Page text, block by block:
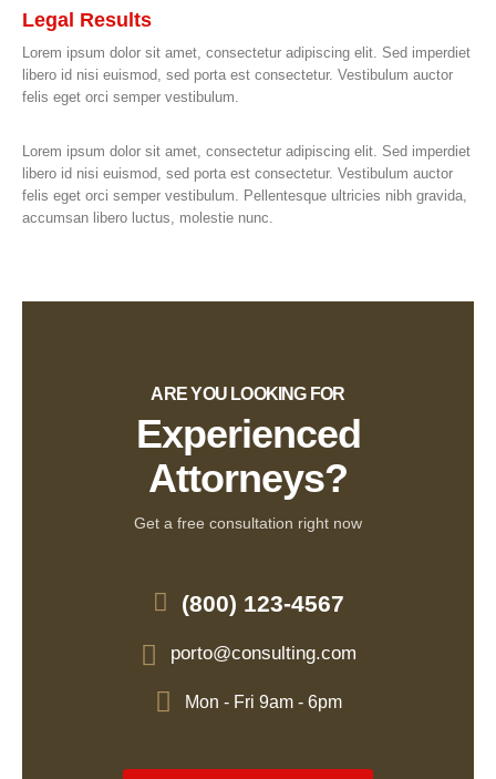
Legal Results
Lorem ipsum dolor sit amet, consectetur adipiscing elit. Sed imperdiet
libero id nisi euismod, sed porta est consectetur. Vestibulum auctor
felis eget orci semper vestibulum.
Lorem ipsum dolor sit amet, consectetur adipiscing elit. Sed imperdiet
libero id nisi euismod, sed porta est consectetur. Vestibulum auctor
felis eget orci semper vestibulum. Pellentesque ultricies nibh gravida,
accumsan libero luctus, molestie nunc.
ARE YOU LOOKING FOR
Experienced
Attorneys?
Get a free consultation right now
(800) 123-4567
porto@consulting.com
Mon - Fri 9am - 6pm